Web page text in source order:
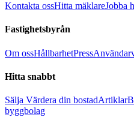
Kontakta ossHitta mäklareJobba
Fastighetsbyrån
Om ossHållbarhetPress
Hitta snabbt
Sälja Värdera din bostadArtiklar
byggbolag